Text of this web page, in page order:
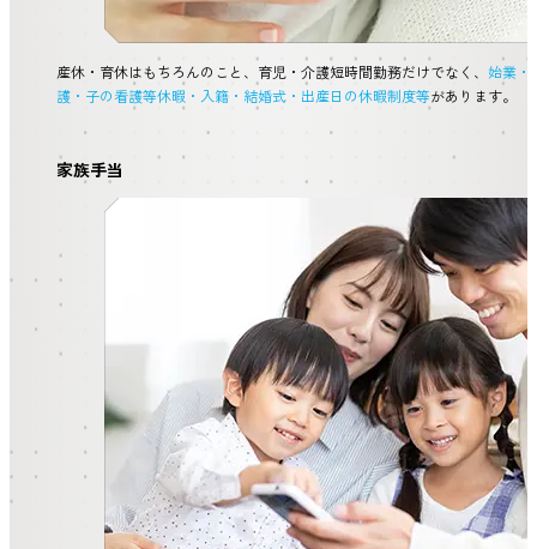
産休・育休はもちろんのこと、育児・介護短時間勤務だけでなく、始業・
護・子の看護等休暇・入籍・結婚式・出産日の休暇制度等があります。
家族手当